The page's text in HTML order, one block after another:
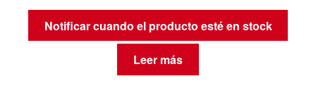
Notificar cuando el producto esté en stock
Leer más